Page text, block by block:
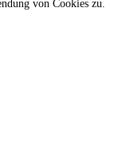
von Cookies zu.